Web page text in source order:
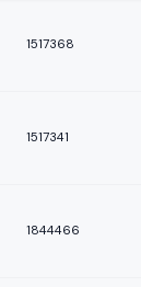
1517368
1517341
1844466